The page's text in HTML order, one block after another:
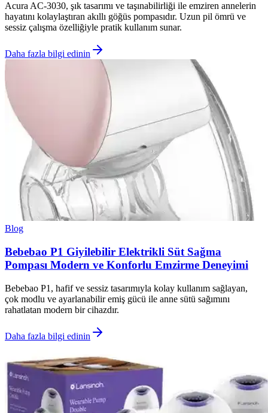
Acura AC-3030, şık tasarımı ve taşınabilirliği ile emziren annelerin
hayatını kolaylaştıran akıllı göğüs pompasıdır. Uzun pil ömrü ve
sessiz çalışma özelliğiyle pratik kullanım sunar.
Daha fazla bilgi edinin
Blog
Bebebao P1 Giyilebilir Elektrikli Süt Sağma
Pompası Modern ve Konforlu Emzirme Deneyimi
Bebebao P1, hafif ve sessiz tasarımıyla kolay kullanım sağlayan,
çok modlu ve ayarlanabilir emiş gücü ile anne sütü sağımını
rahatlatan modern bir cihazdır.
Daha fazla bilgi edinin